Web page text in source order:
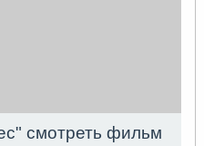
смотреть фильм